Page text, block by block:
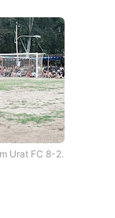
Urat FC 8-2.